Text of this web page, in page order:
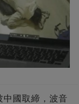
中國取締，波音